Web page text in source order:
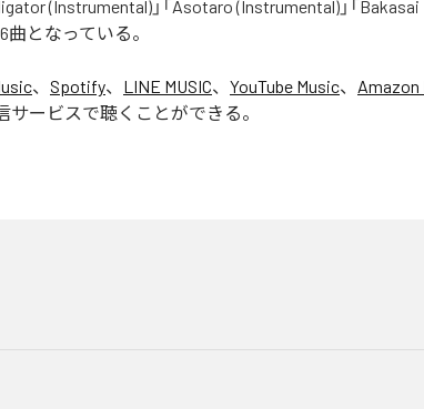
(Instrumental)」「Asotaro (Instrumental)」「Bakasai
曲となっている。
、 Spotify、 LINE MUSIC、 YouTube Music、 Amazon
サービスで聴くことができる。